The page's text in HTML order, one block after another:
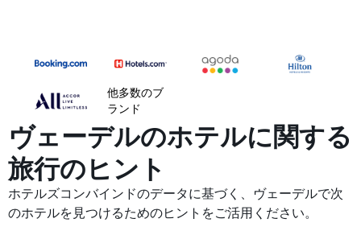
他多数のブ
ランド
ヴェーデルの​ホテルに関する
旅行のヒント
ホテルズコンバインドのデータに基づく、ヴェーデルで次
のホテルを見つけるためのヒントをご活用ください。